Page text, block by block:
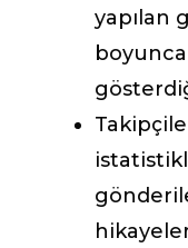
yapılan